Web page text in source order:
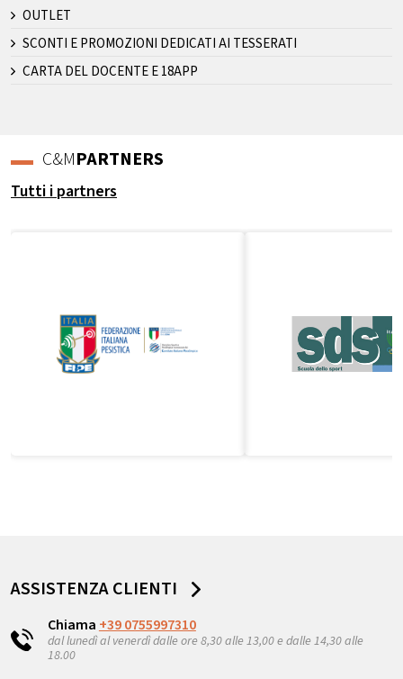
OUTLET
SCONTI E PROMOZIONI DEDICATI AI TESSERATI
CARTA DEL DOCENTE E 18APP
C&MPARTNERS
Tutti i partners
ASSISTENZA CLIENTI
Chiama +39 0755997310
dal lunedì al venerdì dalle ore 8,30 alle 13,00 e dalle 14,30 alle
18.00